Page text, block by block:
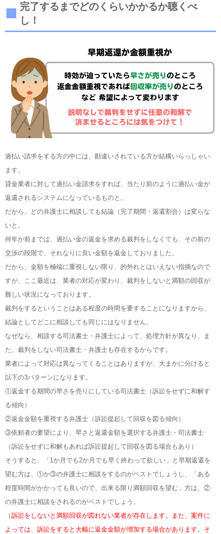
完了するまでどのくらいかかるか聴くべ
し！
過払い請求をする方の中には、勘違いされている方が結構いらっしゃい
ます。
貸金業者に対して過払い金請求をすれば、当たり前のように過払い金が
返還されるシステムになっているものと。
だから、どの弁護士に相談しても結論（完了期間・返還割合）は変らな
いと。
何年か前までは、過払い金の返金を求める裁判をしなくても、その前の
交渉の段階で、それなりに良い金額を返金しておりました。
だから、金額を極端に重視しない限り、的外れとはいえない指摘なので
すが、ここ最近は、業者の対応が変わり、裁判をしないと満額の回収が
難しい状況になっております。
裁判をするということはある程度の時間を要することになりますから、
結論としてどこに相談しても同じにはなりません。
なぜなら、相談する司法書士・弁護士によって、処理方針が異なり、ま
た、裁判をしない司法書士・弁護士も存在するからです。
業者によって対応は異なってくることはありますが、大まかに分けると
以下の3パターンになります。
①返金する期間の早さを売りにしている司法書士（訴訟をせずに和解す
る傾向）
②返金金額を重視する弁護士（訴訟提起して回収を図る傾向）
③依頼者の要望により、早さと返還金額を選択する弁護士・司法書士
（訴訟をせずに和解もあれば訴訟提起して回収を図る場合もあり）
そうすると、「1か月でも2か月でも早く終わって欲しい」と早期返還を
望む方は、①か③の弁護士に相談をするのがベストでしょうし、「ある
程度時間がかかっても良いので、出来る限り満額回収を望む」方は、②
の弁護士に相談をされるのがベストでしょう。
（訴訟をしないと満額回収が図れない業者が存在します。また、案件に
よっては、訴訟をすると大幅に返金金額が増加する場合があります。そ